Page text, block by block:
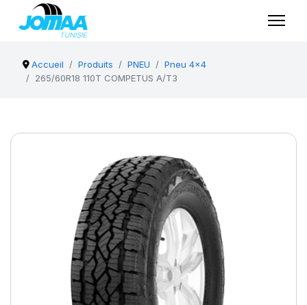
Accueil Produits PNEU
Pneu 4x4
265/60R18 110T COMPETUS A/T3